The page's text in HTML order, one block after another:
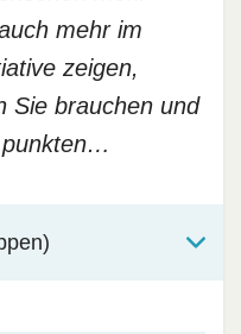
mehr im
zeigen,
Sie brauchen und
punkten…